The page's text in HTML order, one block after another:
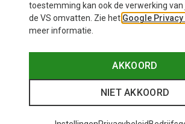
toestemming kan ook de verwerking van
de VS omvatten. Zie het Google Privacy
meer informatie.
AKKOORD
NIET AKKOORD